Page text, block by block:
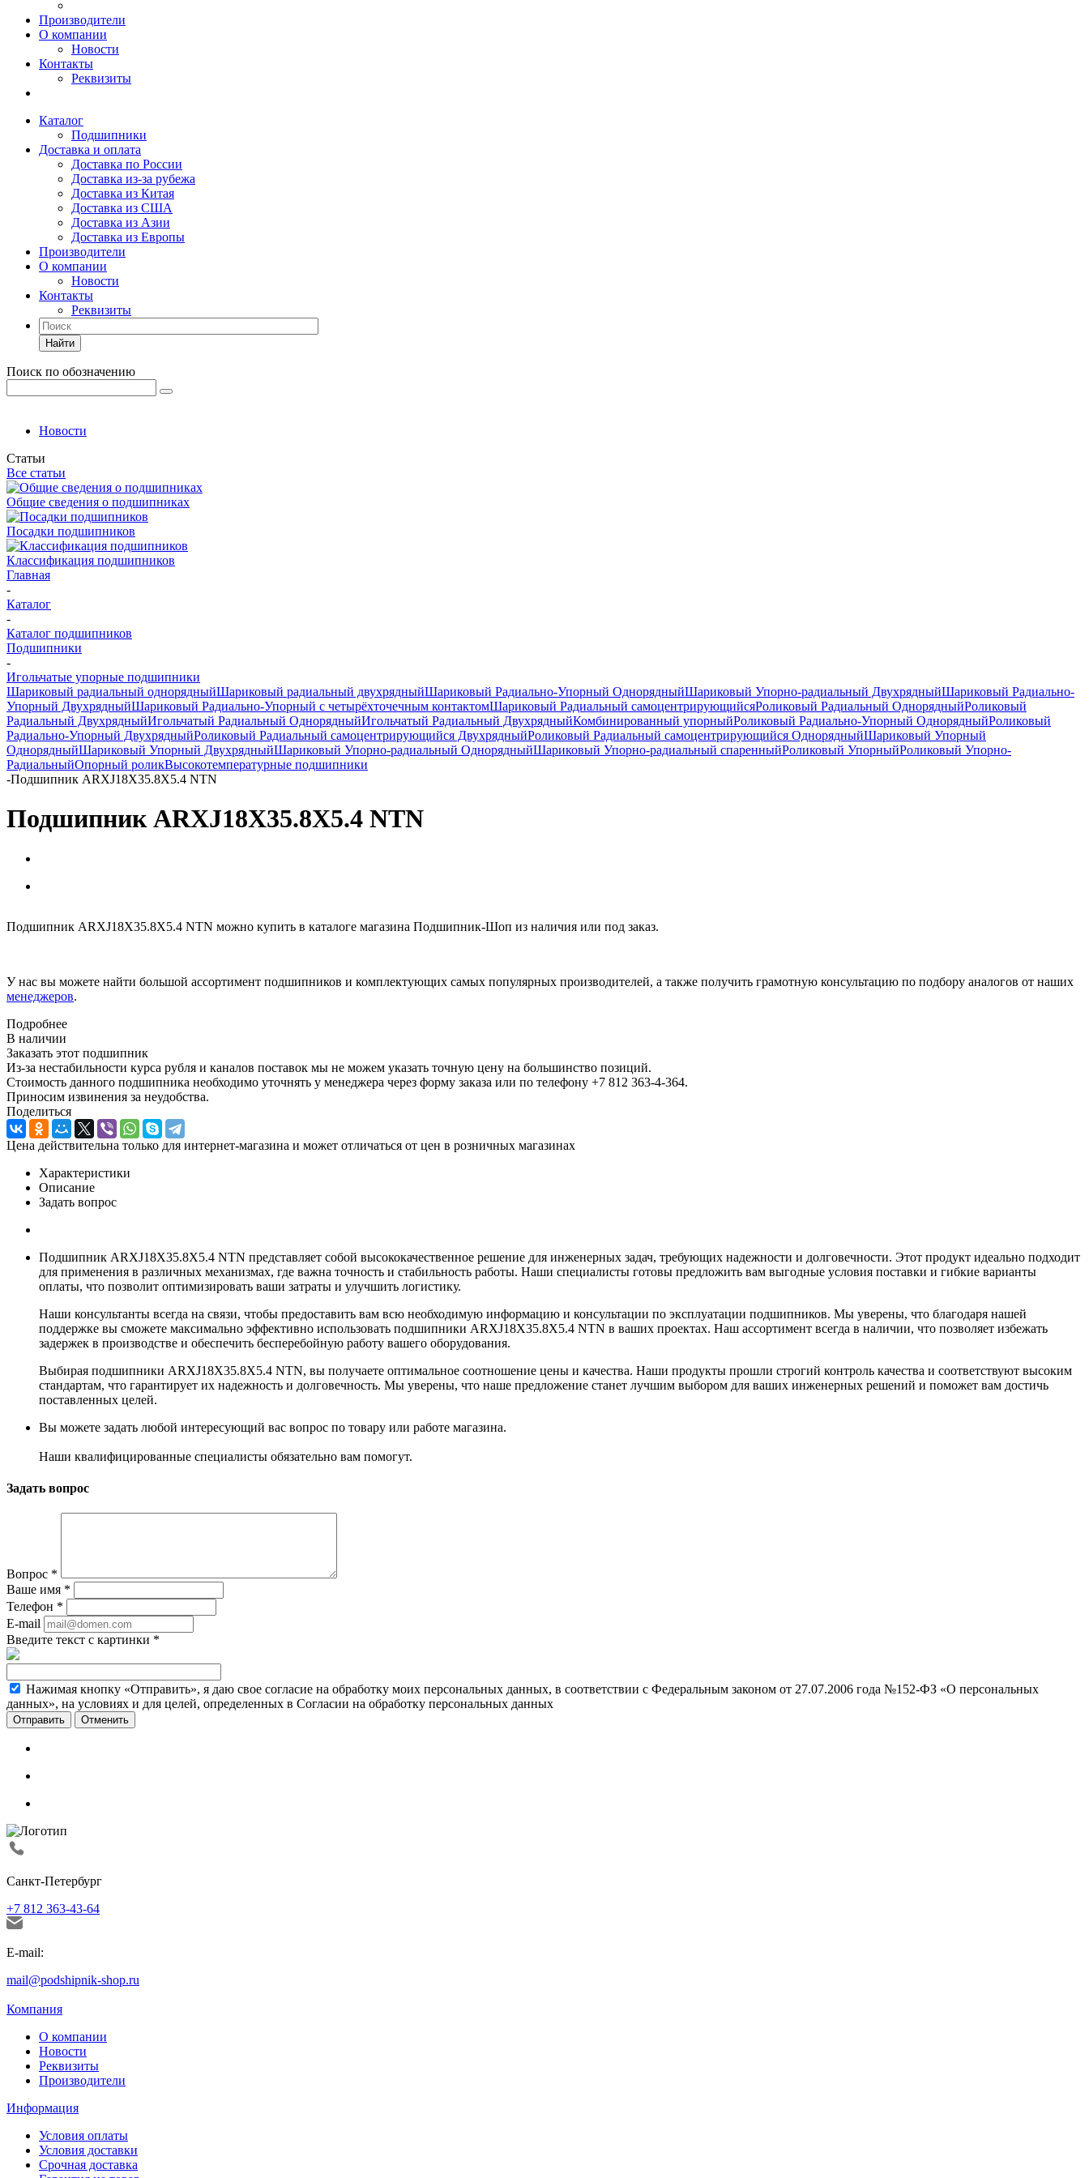
Производители
О компании
Новости
Контакты
Реквизиты
Каталог
Подшипники
Доставка и оплата
Доставка по России
Доставка из-за рубежа
Доставка из Китая
Доставка из США
Доставка из Азии
Доставка из Европы
Производители
О компании
Новости
Контакты
Реквизиты
Найти
Поиск по обозначению
Новости
Статьи
Все статьи
Общие сведения о подшипниках
Посадки подшипников
Классификация подшипников
Главная
-
Каталог
-
Каталог подшипников
Подшипники
-
Игольчатые упорные подшипники
Шариковый радиальный однорядныйШариковый радиальный двухрядныйШариковый Радиально-Упорный ОднорядныйШариковый Упорно-радиальный ДвухрядныйШариковый Радиально-
Упорный ДвухрядныйШариковый Радиально-Упорный с четырёхточечным контактомШариковый Радиальный самоцентрирующийсяРоликовый Радиальный ОднорядныйРоликовый
Радиальный ДвухрядныйИгольчатый Радиальный ОднорядныйИгольчатый Радиальный ДвухрядныйКомбинированный упорныйРоликовый Радиально-Упорный ОднорядныйРоликовый
Радиально-Упорный ДвухрядныйРоликовый Радиальный самоцентрирующийся ДвухрядныйРоликовый Радиальный самоцентрирующийся ОднорядныйШариковый Упорный
ОднорядныйШариковый Упорный ДвухрядныйШариковый Упорно-радиальный ОднорядныйШариковый Упорно-радиальный спаренныйРоликовый УпорныйРоликовый Упорно-
РадиальныйОпорный роликВысокотемпературные подшипники
-Подшипник ARXJ18X35.8X5.4 NTN
Подшипник ARXJ18X35.8X5.4 NTN
Подшипник ARXJ18X35.8X5.4 NTN можно купить в каталоге магазина Подшипник-Шоп из наличия или под заказ.
У нас вы можете найти большой ассортимент подшипников и комплектующих самых популярных производителей, а также получить грамотную консультацию по подбору аналогов от наших
менеджеров.
Подробнее
В наличии
Заказать этот подшипник
Из-за нестабильности курса рубля и каналов поставок мы не можем указать точную цену на большинство позиций.
Стоимость данного подшипника необходимо уточнять у менеджера через форму заказа или по телефону +7 812 363-4-364.
Приносим извинения за неудобства.
Поделиться
Цена действительна только для интернет-магазина и может отличаться от цен в розничных магазинах
Характеристики
Описание
Задать вопрос
Подшипник ARXJ18X35.8X5.4 NTN представляет собой высококачественное решение для инженерных задач, требующих надежности и долговечности. Этот продукт идеально подходит
для применения в различных механизмах, где важна точность и стабильность работы. Наши специалисты готовы предложить вам выгодные условия поставки и гибкие варианты
оплаты, что позволит оптимизировать ваши затраты и улучшить логистику.
Наши консультанты всегда на связи, чтобы предоставить вам всю необходимую информацию и консультации по эксплуатации подшипников. Мы уверены, что благодаря нашей
поддержке вы сможете максимально эффективно использовать подшипники ARXJ18X35.8X5.4 NTN в ваших проектах. Наш ассортимент всегда в наличии, что позволяет избежать
задержек в производстве и обеспечить бесперебойную работу вашего оборудования.
Выбирая подшипники ARXJ18X35.8X5.4 NTN, вы получаете оптимальное соотношение цены и качества. Наши продукты прошли строгий контроль качества и соответствуют высоким
стандартам, что гарантирует их надежность и долговечность. Мы уверены, что наше предложение станет лучшим выбором для ваших инженерных решений и поможет вам достичь
поставленных целей.
Вы можете задать любой интересующий вас вопрос по товару или работе магазина.
Наши квалифицированные специалисты обязательно вам помогут.
Задать вопрос
Вопрос *
Ваше имя *
Телефон *
E-mail
Введите текст с картинки *
Нажимая кнопку «Отправить», я даю свое согласие на обработку моих персональных данных, в соответствии с Федеральным законом от 27.07.2006 года №152-ФЗ «О персональных
данных», на условиях и для целей, определенных в Согласии на обработку персональных данных
Отменить
Санкт-Петербург
+7 812 363-43-64
E-mail:
mail@podshipnik-shop.ru
Компания
О компании
Новости
Реквизиты
Производители
Информация
Условия оплаты
Условия доставки
Срочная доставка